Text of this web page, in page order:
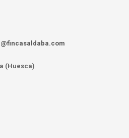
(Huesca)